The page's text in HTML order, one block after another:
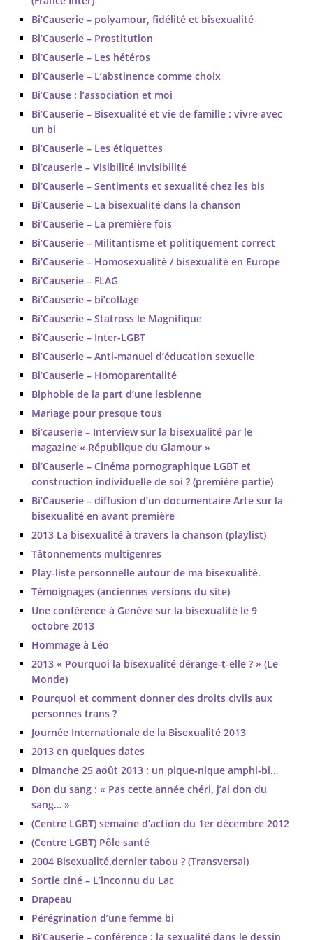
Bi’Causerie – polyamour, fidélité et bisexualité
Bi’Causerie – Prostitution
Bi’Causerie – Les hétéros
Bi’Causerie – L’abstinence comme choix
Bi’Cause : l’association et moi
Bi’Causerie – Bisexualité et vie de famille : vivre avec
un bi
Bi’Causerie – Les étiquettes
Bi’causerie – Visibilité Invisibilité
Bi’Causerie – Sentiments et sexualité chez les bis
Bi’Causerie – La bisexualité dans la chanson
Bi’Causerie – La première fois
Bi’Causerie – Militantisme et politiquement correct
Bi’Causerie – Homosexualité / bisexualité en Europe
Bi’Causerie – FLAG
Bi’Causerie – bi’collage
Bi’Causerie – Statross le Magnifique
Bi’Causerie – Inter-LGBT
Bi’Causerie – Anti-manuel d’éducation sexuelle
Bi’Causerie – Homoparentalité
Biphobie de la part d’une lesbienne
Mariage pour presque tous
Bi’causerie – Interview sur la bisexualité par le
magazine « République du Glamour »
Bi’Causerie – Cinéma pornographique LGBT et
construction individuelle de soi ? (première partie)
Bi’Causerie – diffusion d’un documentaire Arte sur la
bisexualité en avant première
2013 La bisexualité à travers la chanson (playlist)
Tâtonnements multigenres
Play-liste personnelle autour de ma bisexualité.
Témoignages (anciennes versions du site)
Une conférence à Genève sur la bisexualité le 9
octobre 2013
Hommage à Léo
2013 « Pourquoi la bisexualité dérange-t-elle ? » (Le
Monde)
Pourquoi et comment donner des droits civils aux
personnes trans ?
Journée Internationale de la Bisexualité 2013
2013 en quelques dates
Dimanche 25 août 2013 : un pique-nique amphi-bi…
Don du sang : « Pas cette année chéri, j’ai don du
sang… »
(Centre LGBT) semaine d’action du 1er décembre 2012
(Centre LGBT) Pôle santé
2004 Bisexualité,dernier tabou ? (Transversal)
Sortie ciné – L’inconnu du Lac
Drapeau
Pérégrination d’une femme bi
Bi’Causerie – conférence : la sexualité dans le dessin